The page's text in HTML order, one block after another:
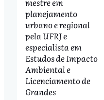
planejamento
urbano e regional
pela UFRJ e
especialista em
Estudos de Impacto
Ambiental e
Licenciamento de
Grandes